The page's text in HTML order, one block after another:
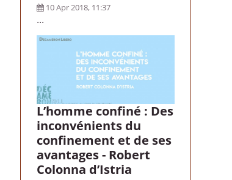
10 Apr 2018, 11:37
...
L’homme confiné : Des
inconvénients du
confinement et de ses
avantages - Robert
Colonna d’Istria